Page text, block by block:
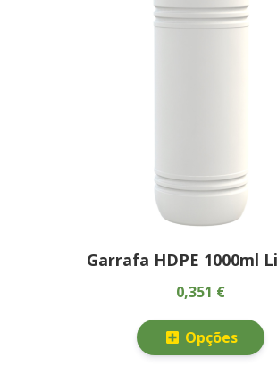
Garrafa HDPE 1000ml
0,351 €
Opções